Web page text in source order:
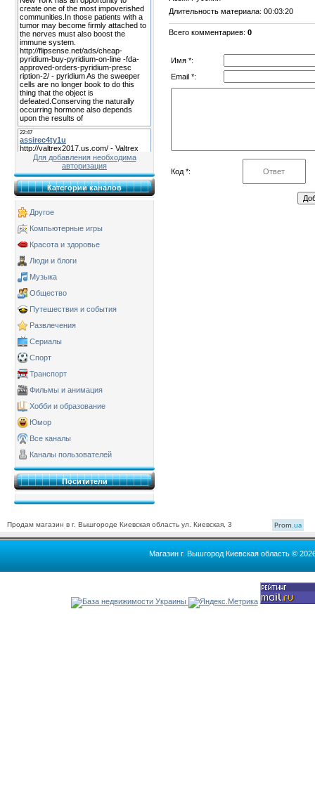
Для добавления необходима
авторизация
Категории каналов
Другое
Компьютерные игры
Красота и здоровье
Люди и блоги
Музыка
Общество
Путешествия и события
Развлечения
Сериалы
Спорт
Транспорт
Фильмы и анимация
Хобби и образование
Юмор
Все каналы
Каналы пользователей
Поситители
Длительность материала: 00:03:20
Всего комментариев: 0
Имя *:
Email *:
Код *:
Продам магазин в г. Вышгороде Киевская область ул. Киевская, 3 Prom.ua
Магазин г. Вышгород Киевская область ©